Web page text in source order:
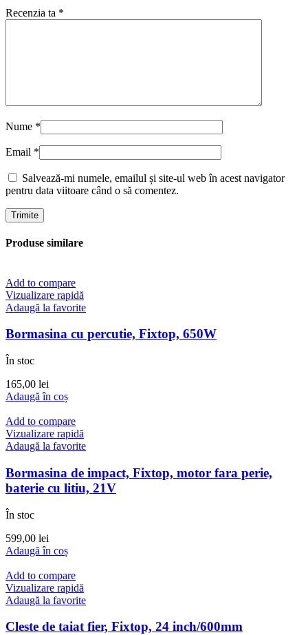
Recenzia ta *
Nume *
Email *
Salvează-mi numele, emailul și site-ul web în acest navigator
pentru data viitoare când o să comentez.
Produse similare
Add to compare
Vizualizare rapidă
Adaugă la favorite
Bormasina cu percutie, Fixtop, 650W
În stoc
165,00 lei
Adaugă în coș
Add to compare
Vizualizare rapidă
Adaugă la favorite
Bormasina de impact, Fixtop, motor fara perie,
baterie cu litiu, 21V
În stoc
599,00 lei
Adaugă în coș
Add to compare
Vizualizare rapidă
Adaugă la favorite
Cleste de taiat fier, Fixtop, 24 inch/600mm